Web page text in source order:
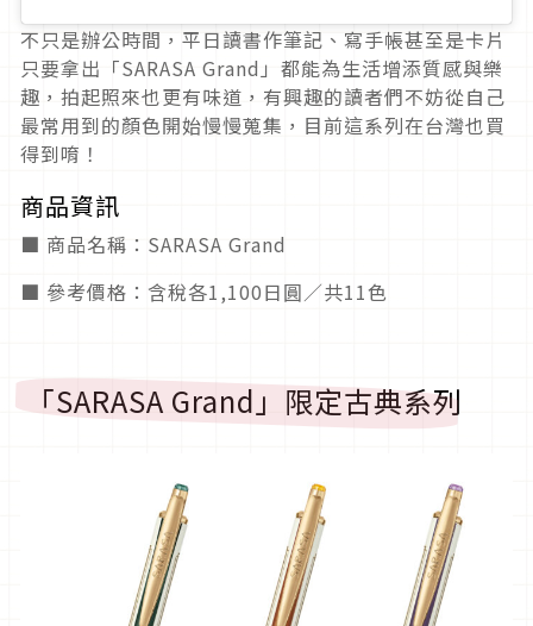
不只是辦公時間，平日讀書作筆記、寫手帳甚至是卡片
只要拿出「SARASA Grand」都能為生活增添質感與樂
趣，拍起照來也更有味道，有興趣的讀者們不妨從自己
最常用到的顏色開始慢慢蒐集，目前這系列在台灣也買
得到唷！
商品資訊
■ 商品名稱：SARASA Grand
■ 參考價格：含稅各1,100日圓／共11色
「SARASA Grand」限定古典系列